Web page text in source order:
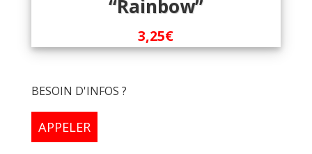
“Rainbow”
3,25€
BESOIN D'INFOS ?
APPELER